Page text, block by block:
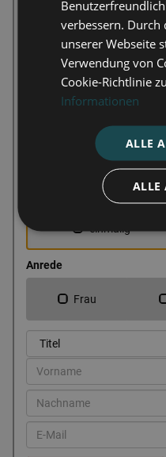
verbessern.
unserer Webseite
Verwendung von
Cookie-Richtlinie
Informationen
ALLE
ALLE